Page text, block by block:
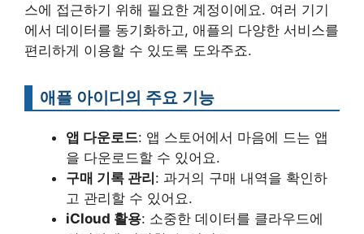
스에 접근하기 위해 필요한 계정이에요. 여러 기기
에서 데이터를 동기화하고, 애플의 다양한 서비스를
편리하게 이용할 수 있도록 도와주죠.
애플 아이디의 주요 기능
앱 다운로드: 앱 스토어에서 마음에 드는 앱
을 다운로드할 수 있어요.
구매 기록 관리: 과거의 구매 내역을 확인하
고 관리할 수 있어요.
iCloud 활용: 소중한 데이터를 클라우드에